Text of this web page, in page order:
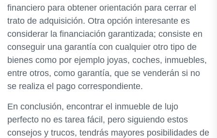
financiero para obtener orientación para cerrar el
trato de adquisición. Otra opción interesante es
considerar la financiación garantizada; consiste en
conseguir una garantía con cualquier otro tipo de
bienes como por ejemplo joyas, coches, inmuebles,
entre otros, como garantía, que se venderán si no
se realiza el pago correspondiente.
En conclusión, encontrar el inmueble de lujo
perfecto no es tarea fácil, pero siguiendo estos
consejos y trucos, tendrás mayores posibilidades de